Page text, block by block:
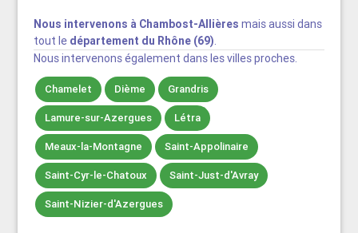
Nous intervenons à Chambost-Allières mais aussi dans
tout le département du Rhône (69).
Nous intervenons également dans les villes proches.
Chamelet Dième Grandris
Lamure-sur-Azergues Létra
Meaux-la-Montagne Saint-Appolinaire
Saint-Cyr-le-Chatoux Saint-Just-d'Avray
Saint-Nizier-d'Azergues